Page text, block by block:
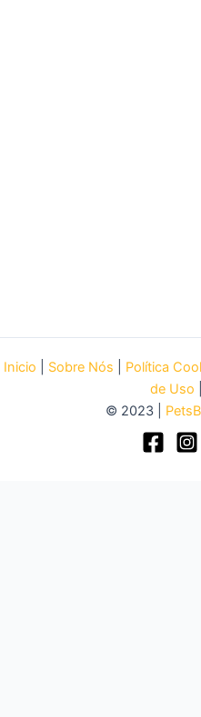
Inicio Sobre Nós Política
de Uso
© 2023 |